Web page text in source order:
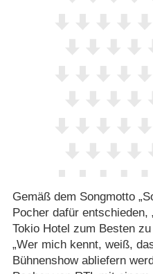
Gemäß dem Songmotto
Pocher dafür entschieden,
Tokio Hotel zum Besten
„Wer mich kennt, weiß,
Bühnenshow abliefern